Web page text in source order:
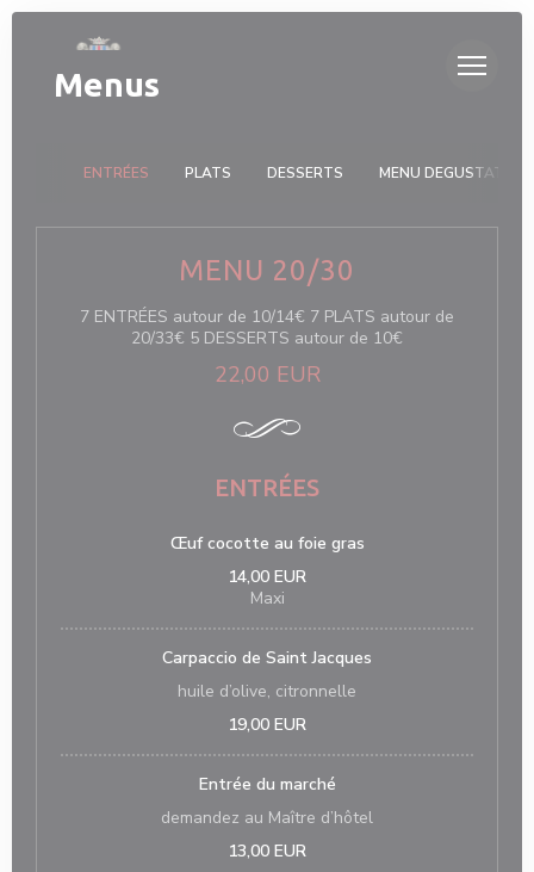
Personalizing your cookie choices
Menus
MENU 20/30
7 ENTRÉES autour de 10/14€ 7 PLATS autour de
20/33€ 5 DESSERTS autour de 10€
22,00 EUR
ENTRÉES
Œuf cocotte au foie gras
14,00 EUR
Maxi
Carpaccio de Saint Jacques
huile d’olive, citronnelle
19,00 EUR
Entrée du marché
demandez au Maître d’hôtel
13,00 EUR
ENTRÉES PLATS DESSERTS MENU DEGUSTATION